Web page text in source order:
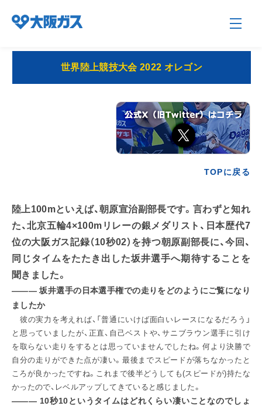
企業/グループについて
技術開発
サステナビリティ
IR情報
採用情報
プレスリリース
世界陸上競技大会 2022 オレゴン
TOPに戻る
陸上100mといえば、朝原宣治副部長です。言わずと知れ
た、北京五輪4×100mリレーの銀メダリスト、日本歴代7
位の大阪ガス記録（10秒02）を持つ朝原副部長に、今回、
同じタイムをたたき出した坂井選手へ期待することを
聞きました。
――― 坂井選手の日本選手権での走りをどのようにご覧になり
ましたか
彼の実力を考えれば、「普通にいけば面白いレースになるだろう」
と思っていましたが、正直、自己ベストや、サニブラウン選手に引け
を取らない走りをするとは思っていませんでしたね。何より決勝で
自分の走りができた点が凄い。最後までスピードが落ちなかったと
ころが良かったですね。これまで後半どうしても(スピードが)持たな
かったので、レベルアップしてきていると感じました。
――― 10秒10というタイムはどれくらい凄いことなのでしょ